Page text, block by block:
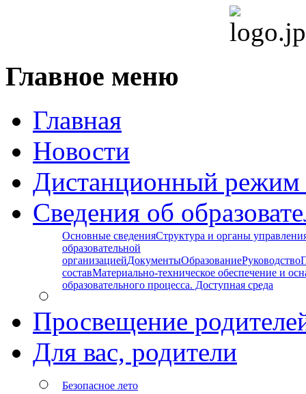
Главное меню
Главная
Новости
Дистанционный режим
Сведения об
Основные сведенияСтруктура и органы
образовательной
организациейДокументыОбразованиеРуководство
составМатериально-техническое обеспечение и
образовательного процесса. Доступная среда
Просвещение
Для вас, родители
Безопасное лето